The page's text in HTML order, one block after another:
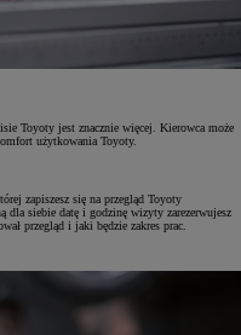
Toyoty jest znacznie więcej. Kierowca może
użytkowania Toyoty.
zapiszesz się na przegląd Toyoty
dla siebie datę i godzinę wizyty zarezerwujesz
przegląd i jaki będzie zakres prac.